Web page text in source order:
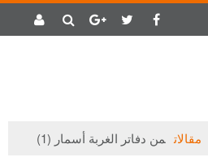
من دفاتر الغربة أسمار (1)